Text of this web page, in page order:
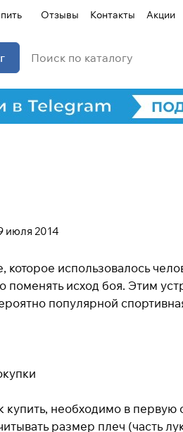
Отзывы Контакты Акции
июля 2014
использовалось
поменять исход боя. Этим
популярной
купить, необходимо в первую
размер плеч (часть